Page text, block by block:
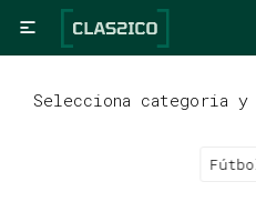

Selecciona categoria